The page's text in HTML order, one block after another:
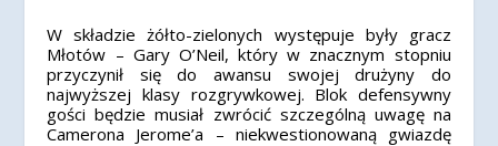
W składzie żółto-zielonych występuje były gracz
Młotów – Gary O’Neil, który w znacznym stopniu
przyczynił się do awansu swojej drużyny do
najwyższej klasy rozgrywkowej. Blok defensywny
gości będzie musiał zwrócić szczególną uwagę na
Camerona Jerome’a – niekwestionowaną gwiazdę